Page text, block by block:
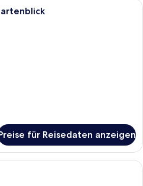
Standard-Doppelzimmer, Gartenblick
für Reisedaten anzeigen
Ein See, umgeben von Bäumen,